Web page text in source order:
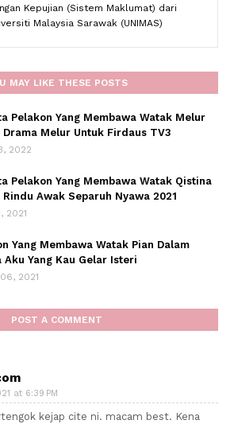
Kepujian (Sistem Maklumat) dari
Malaysia Sarawak (UNIMAS)
MAY LIKE THESE POSTS
Pelakon Yang Membawa Watak Melur
Drama Melur Untuk Firdaus TV3
2022
Pelakon Yang Membawa Watak Qistina
Rindu Awak Separuh Nyawa 2021
2021
Yang Membawa Watak Pian Dalam
Aku Yang Kau Gelar Isteri
2021
POST A COMMENT
at 6:39 PM
kejap cite ni. macam best. Kena